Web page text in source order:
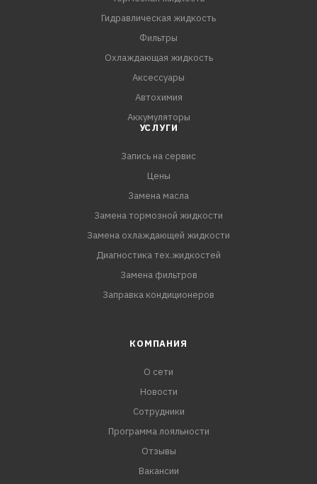
Гидравлическая жидкость
Фильтры
Охлаждающая жидкость
Аксессуары
Автохимия
Аккумуляторы
УСЛУГИ
Запись на сервис
Цены
Замена масла
Замена тормозной жидкости
Замена охлаждающей жидкости
Диагностика тех.жидкостей
Замена фильтров
Заправка кондиционеров
КОМПАНИЯ
О сети
Новости
Сотрудники
Программа лояльности
Отзывы
Вакансии